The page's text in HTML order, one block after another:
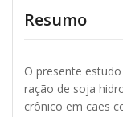
Resumo
O presente
ração de soja
crônico em cães